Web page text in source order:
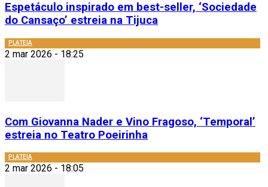
Espetáculo inspirado em best-seller, ‘Sociedade
do Cansaço’ estreia na Tijuca
PLATEIA
2 mar 2026 - 18:25
Com Giovanna Nader e Vino Fragoso, ‘Temporal’
estreia no Teatro Poeirinha
PLATEIA
2 mar 2026 - 18:05